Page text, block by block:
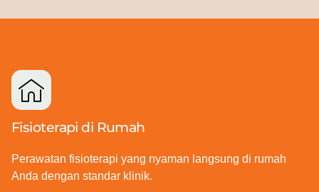
Fisioterapi di Rumah
Perawatan fisioterapi yang nyaman langsung di rumah
Anda dengan standar klinik.